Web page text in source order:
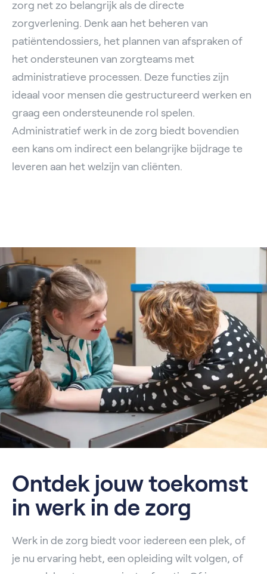
zorg net zo belangrijk als de directe
zorgverlening. Denk aan het beheren van
patiëntendossiers, het plannen van afspraken of
het ondersteunen van zorgteams met
administratieve processen. Deze functies zijn
ideaal voor mensen die gestructureerd werken en
graag een ondersteunende rol spelen.
Administratief werk in de zorg biedt bovendien
een kans om indirect een belangrijke bijdrage te
leveren aan het welzijn van cliënten.
Ontdek jouw toekomst
in werk in de zorg
Werk in de zorg biedt voor iedereen een plek, of
je nu ervaring hebt, een opleiding wilt volgen, of